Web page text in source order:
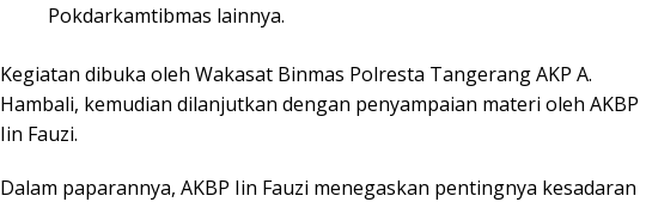
Pokdarkamtibmas lainnya.
Kegiatan dibuka oleh Wakasat Binmas Polresta Tangerang AKP A.
Hambali, kemudian dilanjutkan dengan penyampaian materi oleh AKBP
Iin Fauzi.
Dalam paparannya, AKBP Iin Fauzi menegaskan pentingnya kesadaran